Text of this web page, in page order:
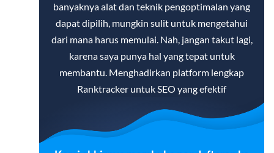
banyaknya alat dan teknik pengoptimalan yang
dapat dipilih, mungkin sulit untuk mengetahui
dari mana harus memulai. Nah, jangan takut lagi,
karena saya punya hal yang tepat untuk
membantu. Menghadirkan platform lengkap
Ranktracker untuk SEO yang efektif